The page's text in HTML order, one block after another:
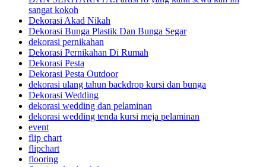
sangat kokoh
Dekorasi Akad Nikah
Dekorasi Bunga Plastik Dan Bunga Segar
dekorasi pernikahan
Dekorasi Pernikahan Di Rumah
Dekorasi Pesta
Dekorasi Pesta Outdoor
dekorasi ulang tahun backdrop kursi dan bunga
Dekorasi Wedding
dekorasi wedding dan pelaminan
dekorasi wedding tenda kursi meja pelaminan
event
flip chart
flipchart
flooring